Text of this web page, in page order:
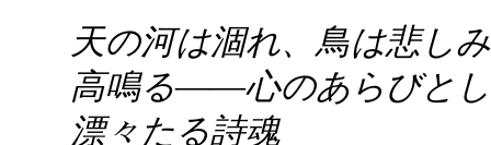
天の河は涸れ、鳥は悲し
高鳴る――心のあらびと
漂々たる詩魂